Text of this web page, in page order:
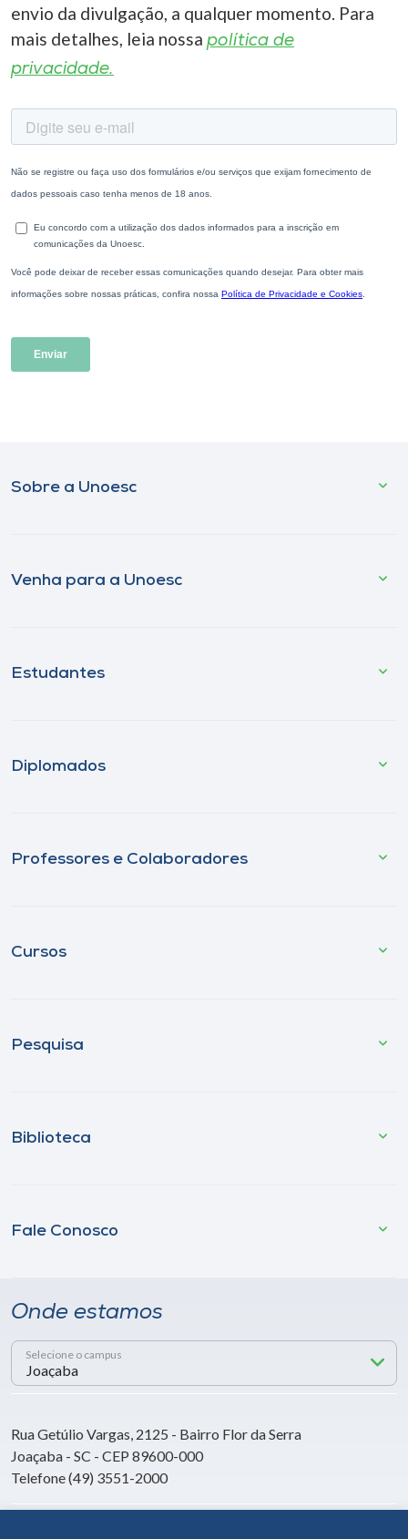
envio da divulgação, a qualquer momento. Para
mais detalhes, leia nossa política de
privacidade.
Sobre a Unoesc
Venha para a Unoesc
Estudantes
Diplomados
Professores e Colaboradores
Cursos
Pesquisa
Biblioteca
Fale Conosco
Onde estamos
Selecione o campus
Rua Getúlio Vargas, 2125 - Bairro Flor da Serra
Joaçaba - SC - CEP 89600-000
Telefone (49) 3551-2000